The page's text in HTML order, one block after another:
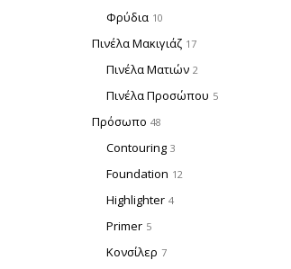
Φρύδια 10
Πινέλα Μακιγιάζ 17
Πινέλα Ματιών 2
Πινέλα Προσώπου 5
Πρόσωπο 48
Contouring 3
Foundation 12
Highlighter 4
Primer 5
Κονσίλερ 7